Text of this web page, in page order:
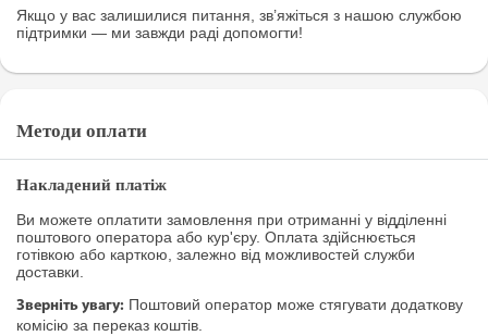
Якщо у вас залишилися питання, зв’яжіться з нашою службою
підтримки — ми завжди раді допомогти!
Методи оплати
Накладений платіж
Ви можете оплатити замовлення при отриманні у відділенні
поштового оператора або кур'єру. Оплата здійснюється
готівкою або карткою, залежно від можливостей служби
доставки.
Зверніть увагу: Поштовий оператор може стягувати додаткову
комісію за переказ коштів.